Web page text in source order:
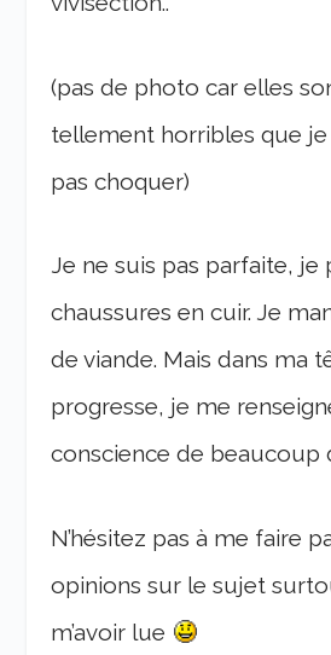
(pas de photo car elles
tellement horribles que je
pas choquer)
Je ne suis pas parfaite, je
chaussures en cuir. Je
de viande. Mais dans ma
progresse, je me
conscience de beaucoup
N’hésitez pas à me faire
opinions sur le sujet
m’avoir lue